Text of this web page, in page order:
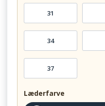
31
34
37
Læderfarve